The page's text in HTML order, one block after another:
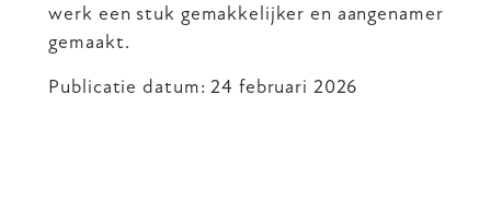
werk een stuk gemakkelijker en aangenamer
gemaakt.
Publicatie datum: 24 februari 2026